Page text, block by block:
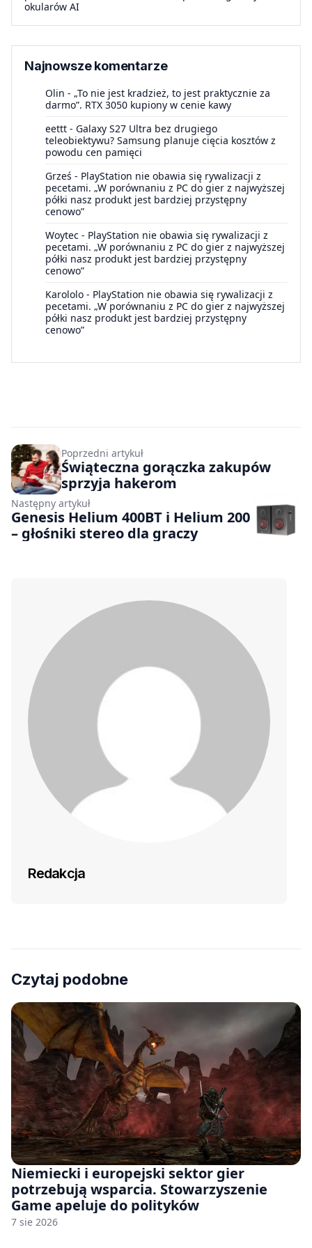
okularów AI
Najnowsze komentarze
Olin - „To nie jest kradzież, to jest praktycznie za
darmo”. RTX 3050 kupiony w cenie kawy
eettt - Galaxy S27 Ultra bez drugiego
teleobiektywu? Samsung planuje cięcia kosztów z
powodu cen pamięci
Grześ - PlayStation nie obawia się rywalizacji z
pecetami. „W porównaniu z PC do gier z najwyższej
półki nasz produkt jest bardziej przystępny
cenowo”
Woytec - PlayStation nie obawia się rywalizacji z
pecetami. „W porównaniu z PC do gier z najwyższej
półki nasz produkt jest bardziej przystępny
cenowo”
Karololo - PlayStation nie obawia się rywalizacji z
pecetami. „W porównaniu z PC do gier z najwyższej
półki nasz produkt jest bardziej przystępny
cenowo”
Poprzedni artykuł
Świąteczna gorączka zakupów
sprzyja hakerom
Następny artykuł
Genesis Helium 400BT i Helium 200
– głośniki stereo dla graczy
Redakcja
Czytaj podobne
Niemiecki i europejski sektor gier
potrzebują wsparcia. Stowarzyszenie
Game apeluje do polityków
7 sie 2026